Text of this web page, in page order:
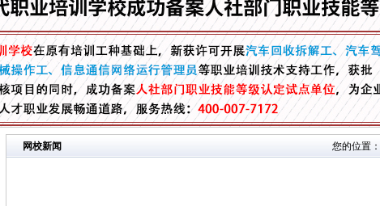
您的位置：
网校新闻